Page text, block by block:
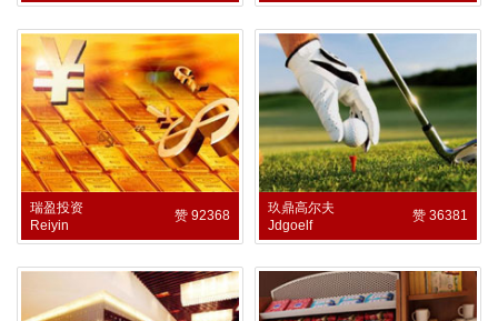
瑞盈投资
Reiyin
赞 92368
玖鼎高尔夫
Jdgoelf
赞 36381